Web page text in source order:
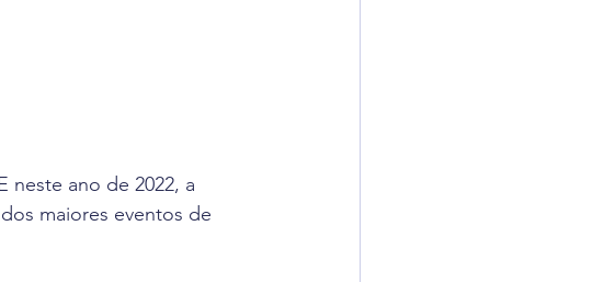
neste ano de 2022, a
maiores eventos de